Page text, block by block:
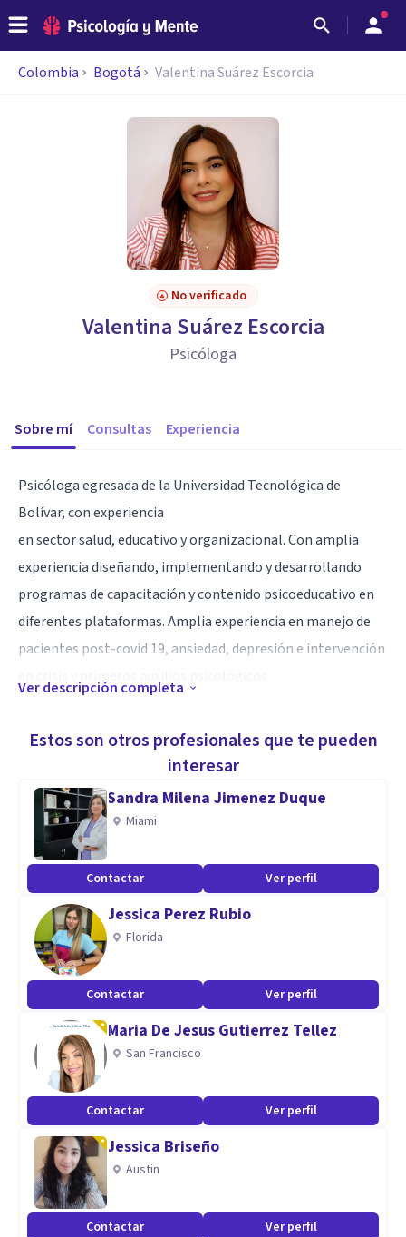
Colombia Bogotá Valentina Suárez Escorcia
No verificado
Valentina Suárez Escorcia
Psicóloga
Sobre mí Consultas Experiencia
Psicóloga egresada de la Universidad Tecnológica de
Bolívar, con experiencia
en sector salud, educativo y organizacional. Con amplia
experiencia diseñando, implementando y desarrollando
programas de capacitación y contenido psicoeducativo en
diferentes plataformas. Amplia experiencia en manejo de
pacientes post-covid 19, ansiedad, depresión e intervención
Análisis y escucha activa
Aptitudes
Áreas clínicas, educativas y sociales. Entrenamiento en
Primeros Auxilios Psicológicos e Intervención en crisis.
Ver descripción completa
Estos son otros profesionales que te pueden
interesar
Sandra Milena Jimenez Duque
Miami
Contactar Ver perfil
Jessica Perez Rubio
Florida
Contactar Ver perfil
Maria De Jesus Gutierrez Tellez
San Francisco
Contactar Ver perfil
Jessica Briseño
Austin
Contactar Ver perfil